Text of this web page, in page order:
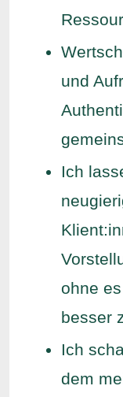
und
Ich
ohne
besser
Ich
dem